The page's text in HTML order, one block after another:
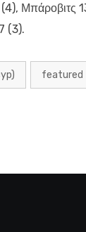
(4), Μπάροβιτς
(3).
featured